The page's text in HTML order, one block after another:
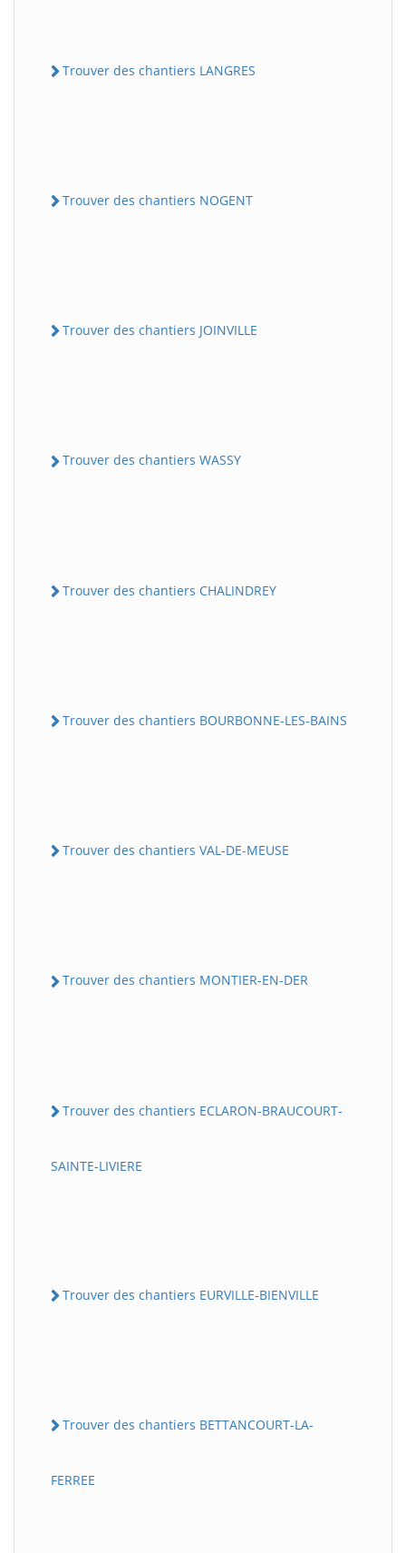
Trouver des chantiers LANGRES
Trouver des chantiers NOGENT
Trouver des chantiers JOINVILLE
Trouver des chantiers WASSY
Trouver des chantiers CHALINDREY
Trouver des chantiers BOURBONNE-LES-BAINS
Trouver des chantiers VAL-DE-MEUSE
Trouver des chantiers MONTIER-EN-DER
Trouver des chantiers ECLARON-BRAUCOURT-
SAINTE-LIVIERE
Trouver des chantiers EURVILLE-BIENVILLE
Trouver des chantiers BETTANCOURT-LA-
FERREE